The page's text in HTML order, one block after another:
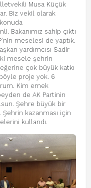
Musa Küçük
Biz vekil olarak
konuda
Bakanımız sahip çıktı
meselesi de yaptık.
yardımcısı Sadir
mesele şehrin
çok büyük katkı
proje yok. 6
Kim emek
de AK Partinin
Şehre büyük bir
Şehrin kazanması için
kullandı.